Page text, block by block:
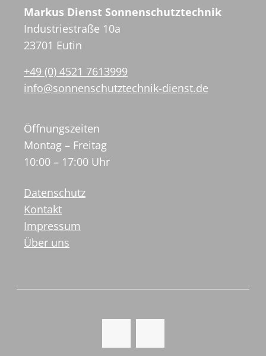
Markus Dienst Sonnenschutztechnik
Industriestraße 10a
23701 Eutin
+49 (0) 4521 7613999
info@sonnenschutztechnik-dienst.de
Öffnungszeiten
Montag – Freitag
10:00 – 17:00 Uhr
Datenschutz
Kontakt
Impressum
Über uns